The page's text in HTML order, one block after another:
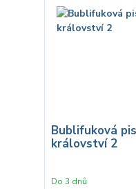
Bublifuková
království 2
Do 3 dnů